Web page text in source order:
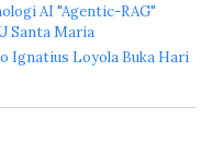
AI "Agentic-RAG"
Santa Maria
Ignatius Loyola Buka Hari